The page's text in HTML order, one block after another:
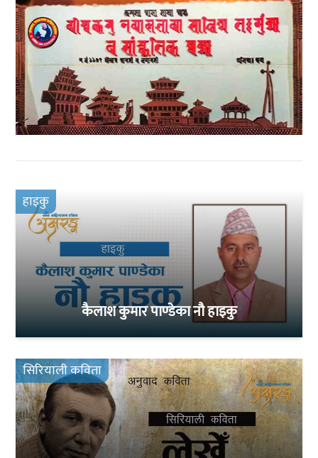
हाइकु
कैलाश कुमार पाण्डेका नौ हाइकु
सिरियाली कविता